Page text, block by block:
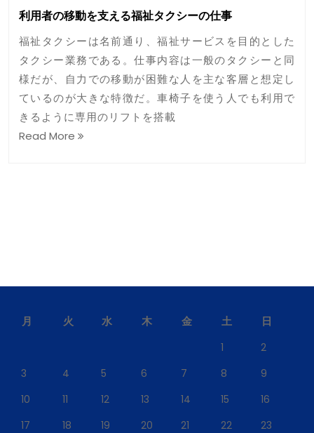
利用者の移動を支える福祉タクシーの仕事
福祉タクシーは名前通り、福祉サービスを目的とした
タクシー業務である。仕事内容は一般のタクシーと同
様だが、自力での移動が困難な人を主な客層と想定し
ているのが大きな特徴だ。車椅子を使う人でも利用で
きるように専用のリフトを搭載
Read More
月 火 水 木 金 土 日
1
2
3
4 5 6 7 8
9
10
11 12 13 14 15
16
17
18 19 20 21 22
23